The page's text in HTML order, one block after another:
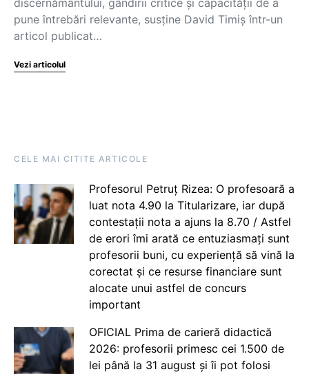
discernământului, gândirii critice și capacității de a
pune întrebări relevante, susține David Timiș într-un
articol publicat…
Vezi articolul
CELE MAI CITITE ARTICOLE
Profesorul Petruț Rizea: O profesoară a
luat nota 4.90 la Titularizare, iar după
contestații nota a ajuns la 8.70 / Astfel
de erori îmi arată ce entuziasmați sunt
profesorii buni, cu experiență să vină la
corectat și ce resurse financiare sunt
alocate unui astfel de concurs
important
OFICIAL Prima de carieră didactică
2026: profesorii primesc cei 1.500 de
lei până la 31 august și îi pot folosi